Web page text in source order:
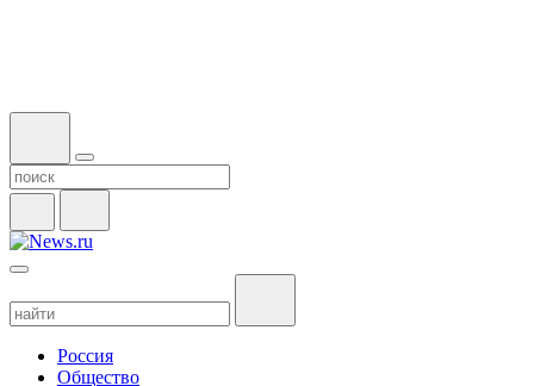
Россия
Общество